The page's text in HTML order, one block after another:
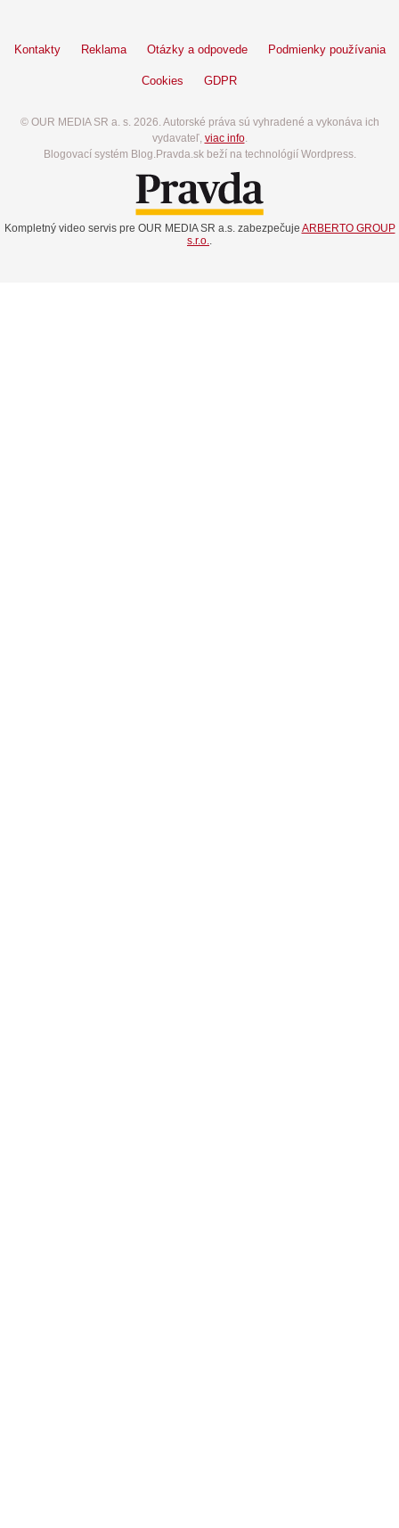
Kontakty Reklama Otázky a odpovede Podmienky používania
Cookies GDPR
© OUR MEDIA SR a. s. 2026. Autorské práva sú vyhradené a vykonáva ich
vydavateľ, viac info.
Blogovací systém Blog.Pravda.sk beží na technológií Wordpress.
Kompletný video servis pre OUR MEDIA SR a.s. zabezpečuje ARBERTO GROUP
s.r.o.